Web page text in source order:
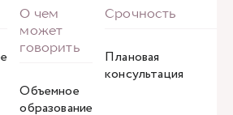
Объемное
образование
Плановая
консультация